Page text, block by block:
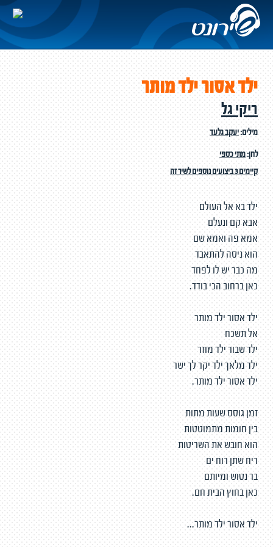
ילד אסור ילד מותר
ריקי גל
מילים:יעקב גלעד
לחן:מתי כספי
קיימים 3 ביצועים נוספים לשיר זה
ילד בא אל העולם
אבא קם ונעלם
אמא פה ואמא שם
הוא ניסה להתאבד
מה כבר יש לו לפחד
כאן ברחוב הכי בודד.
ילד אסור ילד מותר
אל תשכח
ילד שבור ילד מוזר
ילד מלאך ילד יקר לך ישר
ילד אסור ילד מותר.
זמן גוסס שעות מתות
בין חומות מתמוטטות
הוא חובש את השריטות
ריח שתן רוח ים
בר נטוש ומיותם
כאן בחוץ הבית חם.
ילד אסור ילד מותר...